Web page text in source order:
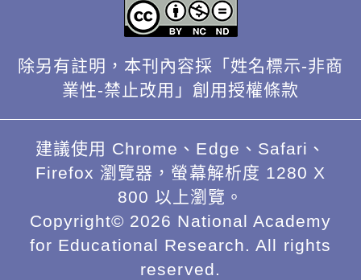
除另有註明，本刊內容採「姓名標示-非商
業性-禁止改用」創用授權條款
建議使用 Chrome、Edge、Safari、
Firefox 瀏覽器，螢幕解析度 1280 X
800 以上瀏覽。
Copyright© 2026 National Academy
for Educational Research. All rights
reserved.